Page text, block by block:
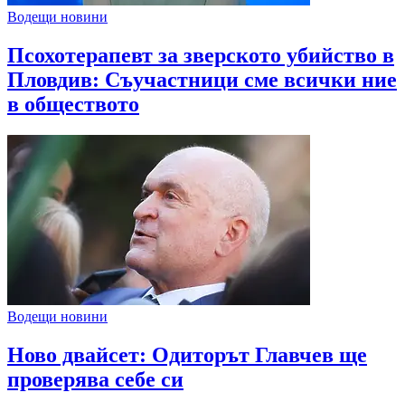
Водещи новини
Псохотерапевт за зверското убийство в
Пловдив: Съучастници сме всички ние
в обществото
Водещи новини
Ново двайсет: Одиторът Главчев ще
проверява себе си